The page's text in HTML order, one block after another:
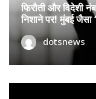
फिरौती और विदेशी
निशाने पर! मुंबई जैसा
dotsnews